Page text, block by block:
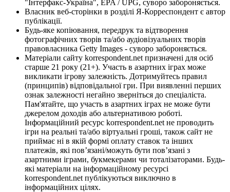
"Інтерфакс-Україна", EPA / UPG, суворо забороняється.
Власник веб-сторінки в розділі Я-Корреспондент є автор
публікації.
Будь-яке копіювання, передрук та відтворення
фотографічних творів та/або аудіовізуальних творів
правовласника Getty Images - суворо забороняється.
Матеріали сайту korrespondent.net призначені для осіб
старше 21 року (21+). Участь в азартних іграх може
викликати ігрову залежність. Дотримуйтесь правил
(принципів) відповідальної гри. При виявленні перших
ознак залежності негайно зверніться до спеціаліста.
Пам'ятайте, що участь в азартних іграх не може бути
джерелом доходів або альтернативою роботі.
Інформаційний ресурс korrespondent.net не проводить
ігри на реальні та/або віртуальні гроші, також сайт не
приймає ні в якій формі оплату ставок та інших
платежів, які пов’язані/можуть бути пов’язані з
азартними іграми, букмекерами чи тоталізаторами. Будь-
які матеріали на інформаційному ресурсі
korrespondent.net публікуються виключно в
інформаційних цілях.